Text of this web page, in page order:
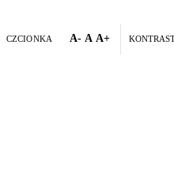
CZCIONKA A- A A+